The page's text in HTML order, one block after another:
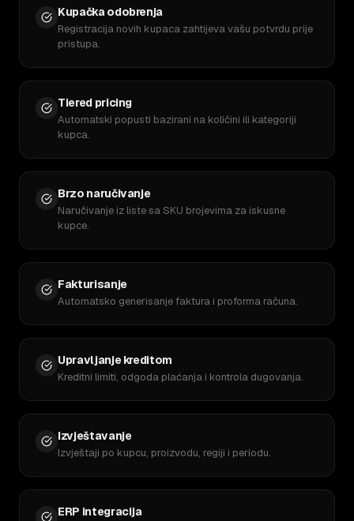
Kupačka odobrenja
Registracija novih kupaca zahtijeva vašu potvrdu prije
pristupa.
Tiered pricing
Automatski popusti bazirani na količini ili kategoriji
kupca.
Brzo naručivanje
Naručivanje iz liste sa SKU brojevima za iskusne
kupce.
Fakturisanje
Automatsko generisanje faktura i proforma računa.
Upravljanje kreditom
Kreditni limiti, odgoda plaćanja i kontrola dugovanja.
Izvještavanje
Izvještaji po kupcu, proizvodu, regiji i periodu.
ERP integracija